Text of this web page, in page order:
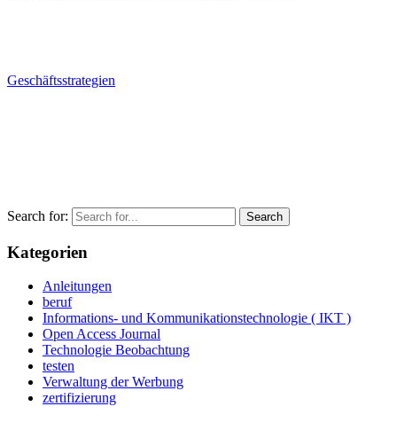
Geschäftsstrategien
Search for:
Kategorien
Anleitungen
beruf
Informations- und Kommunikationstechnologie ( IKT )
Open Access Journal
Technologie Beobachtung
testen
Verwaltung der Werbung
zertifizierung